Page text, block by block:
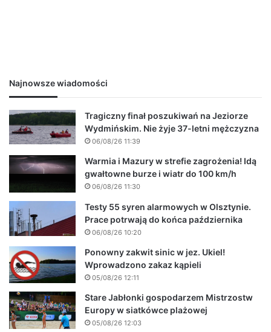
Najnowsze wiadomości
Tragiczny finał poszukiwań na Jeziorze
Wydmińskim. Nie żyje 37-letni mężczyzna
06/08/26 11:39
Warmia i Mazury w strefie zagrożenia! Idą
gwałtowne burze i wiatr do 100 km/h
06/08/26 11:30
Testy 55 syren alarmowych w Olsztynie.
Prace potrwają do końca października
06/08/26 10:20
Ponowny zakwit sinic w jez. Ukiel!
Wprowadzono zakaz kąpieli
05/08/26 12:11
Stare Jabłonki gospodarzem Mistrzostw
Europy w siatkówce plażowej
05/08/26 12:03